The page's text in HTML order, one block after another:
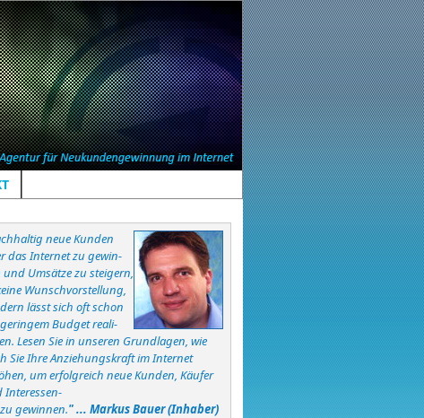
neue Kunden
das Internet zu gewin-
und Umsätze zu steigern,
Wunschvorstellung,
lässt sich oft schon
Budget reali-
Lesen Sie in unseren Grundlagen, wie
Sie Ihre Anziehungskraft im Internet
um erfolgreich neue Kunden, Käufer
Interessen-
gewinnen." ... Markus Bauer (Inhaber)